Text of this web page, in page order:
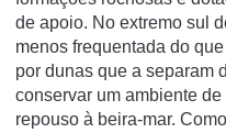
de apoio. No extremo sul
menos frequentada do
por dunas que a separam
conservar um ambiente
repouso à beira-mar.